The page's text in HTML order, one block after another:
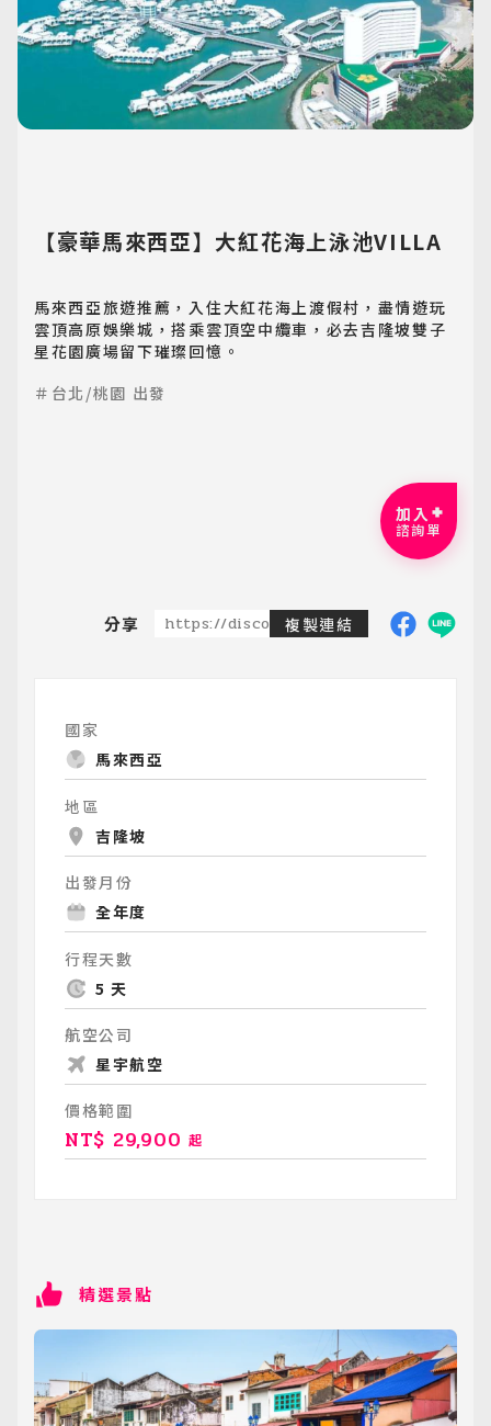
【豪華馬來西亞】大紅花海上泳池VILLA
馬來西亞旅遊推薦，入住大紅花海上渡假村，盡情遊玩
雲頂高原娛樂城，搭乘雲頂空中纜車，必去吉隆坡雙子
星花園廣場留下璀璨回憶。
＃台北/桃園 出發
加入
諮詢單
分享 https://discoveredtravel.com.tw/
複製連結
國家
馬來西亞
地區
吉隆坡
出發月份
全年度
行程天數
5 天
航空公司
星宇航空
價格範圍
NT$ 29,900 起
精選景點